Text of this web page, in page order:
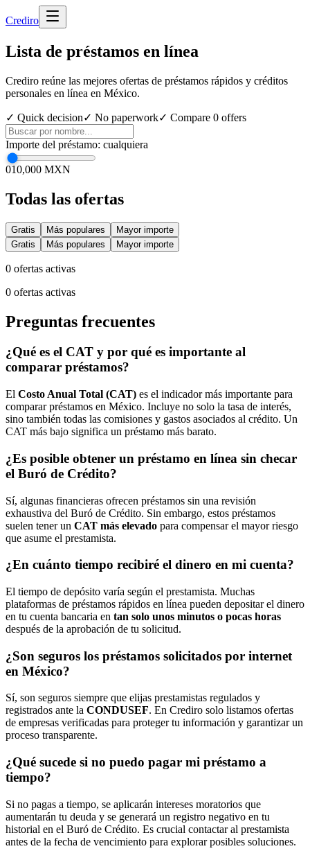
Crediro
Lista de préstamos en línea
Crediro reúne las mejores ofertas de préstamos rápidos y créditos
personales en línea en México.
✓ Quick decision✓ No paperwork✓ Compare 0 offers
Importe del préstamo: cualquiera
010,000 MXN
Todas las ofertas
Gratis Más populares
Mayor importe
Gratis
Más populares Mayor importe
0 ofertas activas
0 ofertas activas
Preguntas frecuentes
¿Qué es el CAT y por qué es importante al
comparar préstamos?
El Costo Anual Total (CAT) es el indicador más importante para
comparar préstamos en México. Incluye no solo la tasa de interés,
sino también todas las comisiones y gastos asociados al crédito. Un
CAT más bajo significa un préstamo más barato.
¿Es posible obtener un préstamo en línea sin checar
el Buró de Crédito?
Sí, algunas financieras ofrecen préstamos sin una revisión
exhaustiva del Buró de Crédito. Sin embargo, estos préstamos
suelen tener un CAT más elevado para compensar el mayor riesgo
que asume el prestamista.
¿En cuánto tiempo recibiré el dinero en mi cuenta?
El tiempo de depósito varía según el prestamista. Muchas
plataformas de préstamos rápidos en línea pueden depositar el dinero
en tu cuenta bancaria en tan solo unos minutos o pocas horas
después de la aprobación de tu solicitud.
¿Son seguros los préstamos solicitados por internet
en México?
Sí, son seguros siempre que elijas prestamistas regulados y
registrados ante la CONDUSEF. En Crediro solo listamos ofertas
de empresas verificadas para proteger tu información y garantizar un
proceso transparente.
¿Qué sucede si no puedo pagar mi préstamo a
tiempo?
Si no pagas a tiempo, se aplicarán intereses moratorios que
aumentarán tu deuda y se generará un registro negativo en tu
historial en el Buró de Crédito. Es crucial contactar al prestamista
antes de la fecha de vencimiento para explorar posibles soluciones.